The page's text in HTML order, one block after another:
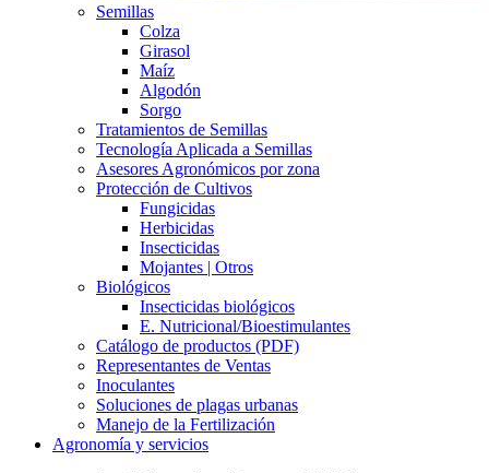
Semillas
Colza
Girasol
Maíz
Algodón
Sorgo
Tratamientos de Semillas
Tecnología Aplicada a Semillas
Asesores Agronómicos por zona
Protección de Cultivos
Fungicidas
Herbicidas
Insecticidas
Mojantes | Otros
Biológicos
Insecticidas biológicos
E. Nutricional/Bioestimulantes
Catálogo de productos (PDF)
Representantes de Ventas
Inoculantes
Soluciones de plagas urbanas
Manejo de la Fertilización
Agronomía y servicios